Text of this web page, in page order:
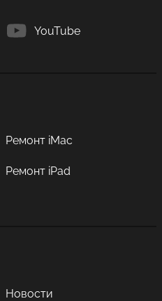
YouTube
Ремонт iMac
Ремонт iPad
Новости